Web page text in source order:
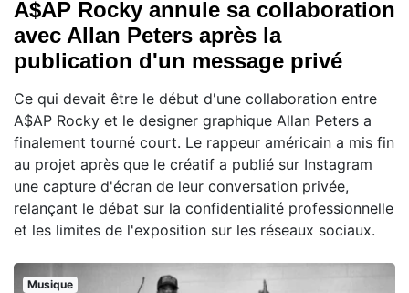
A$AP Rocky annule sa collaboration
avec Allan Peters après la
publication d'un message privé
Ce qui devait être le début d'une collaboration entre
A$AP Rocky et le designer graphique Allan Peters a
finalement tourné court. Le rappeur américain a mis fin
au projet après que le créatif a publié sur Instagram
une capture d'écran de leur conversation privée,
relançant le débat sur la confidentialité professionnelle
et les limites de l'exposition sur les réseaux sociaux.
Musique